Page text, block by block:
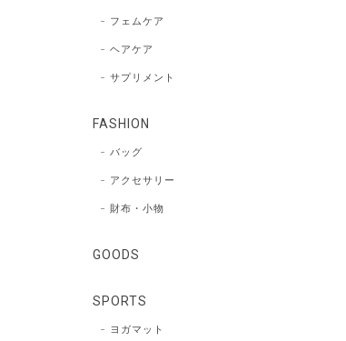
フェムケア
ヘアケア
サプリメント
FASHION
バッグ
アクセサリー
財布・小物
GOODS
SPORTS
ヨガマット